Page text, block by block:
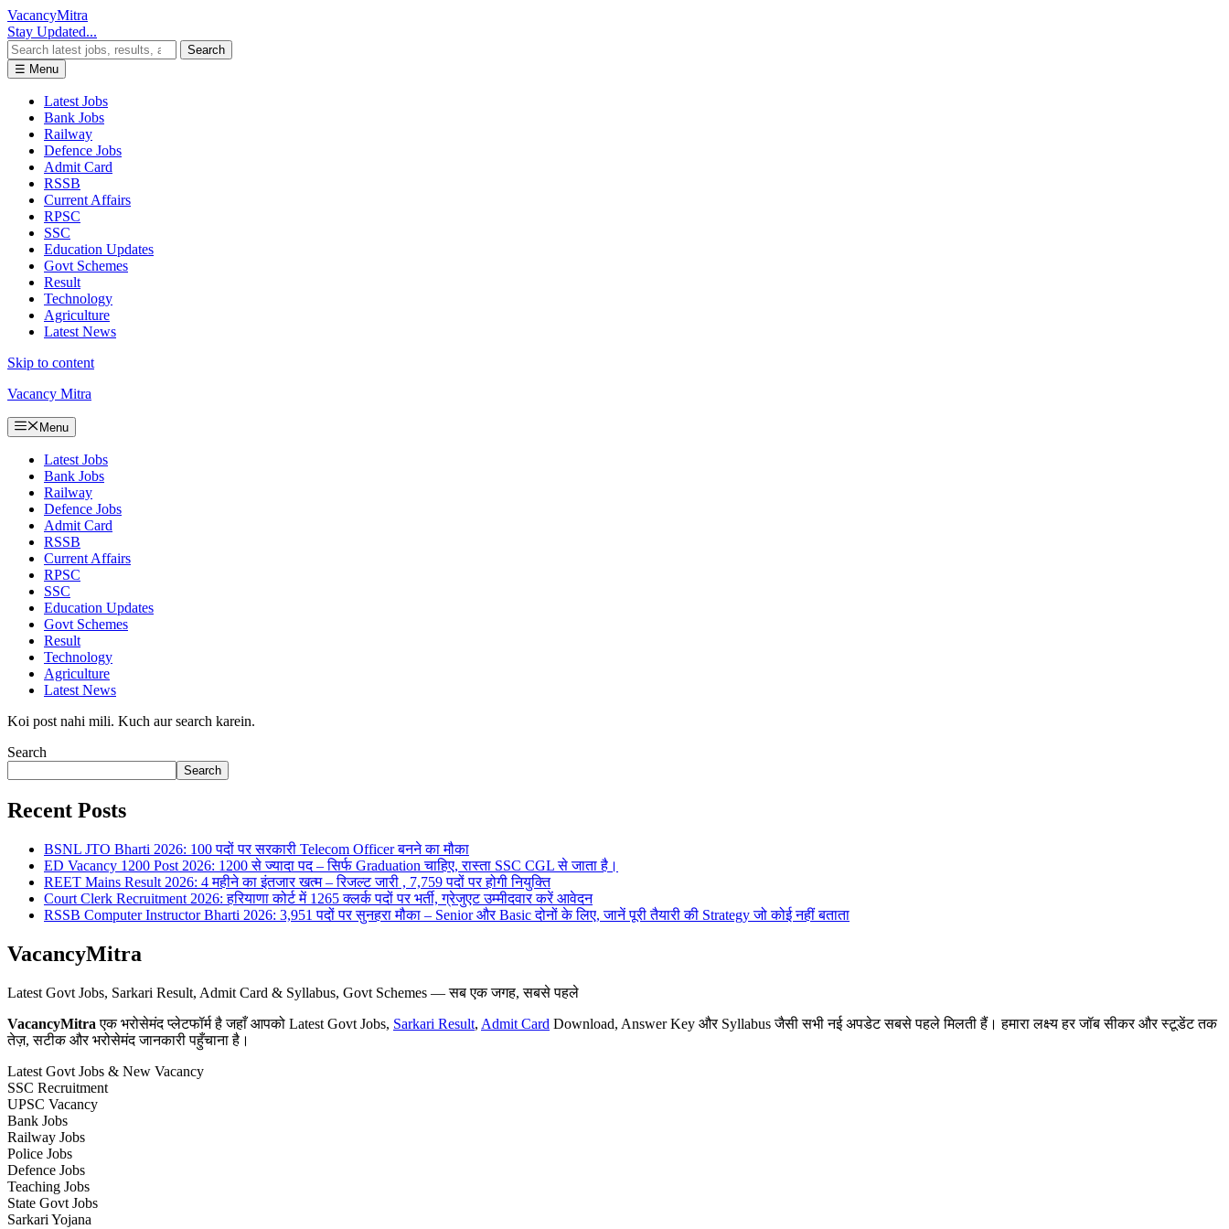
VacancyMitra
Stay Updated...
Search
☰ Menu
Latest Jobs
Bank Jobs
Railway
Defence Jobs
Admit Card
RSSB
Current Affairs
RPSC
SSC
Education Updates
Govt Schemes
Result
Technology
Agriculture
Latest News
Skip to content
Vacancy Mitra
Menu
Latest Jobs
Bank Jobs
Railway
Defence Jobs
Admit Card
RSSB
Current Affairs
RPSC
SSC
Education Updates
Govt Schemes
Result
Technology
Agriculture
Latest News
Koi post nahi mili. Kuch aur search karein.
Search
Search
Recent Posts
BSNL JTO Bharti 2026: 100 पदों पर सरकारी Telecom Officer बनने का मौका
ED Vacancy 1200 Post 2026: 1200 से ज्यादा पद – सिर्फ Graduation चाहिए, रास्ता SSC CGL से जाता है।
REET Mains Result 2026: 4 महीने का इंतजार खत्म – रिजल्ट जारी , 7,759 पदों पर होगी नियुक्ति
Court Clerk Recruitment 2026: हरियाणा कोर्ट में 1265 क्लर्क पदों पर भर्ती, ग्रेजुएट उम्मीदवार करें आवेदन
RSSB Computer Instructor Bharti 2026: 3,951 पदों पर सुनहरा मौका – Senior और Basic दोनों के लिए, जानें पूरी तैयारी की Strategy जो कोई नहीं बताता
VacancyMitra
Latest Govt Jobs, Sarkari Result, Admit Card & Syllabus, Govt Schemes — सब एक जगह, सबसे पहले
VacancyMitra एक भरोसेमंद प्लेटफॉर्म है जहाँ आपको Latest Govt Jobs, Sarkari Result, Admit Card Download, Answer Key और Syllabus जैसी सभी नई अपडेट सबसे पहले मिलती हैं। हमारा लक्ष्य हर जॉब सीकर और स्टूडेंट तक
तेज़, सटीक और भरोसेमंद जानकारी पहुँचाना है।
Latest Govt Jobs & New Vacancy
SSC Recruitment
UPSC Vacancy
Bank Jobs
Railway Jobs
Police Jobs
Defence Jobs
Teaching Jobs
State Govt Jobs
Sarkari Yojana